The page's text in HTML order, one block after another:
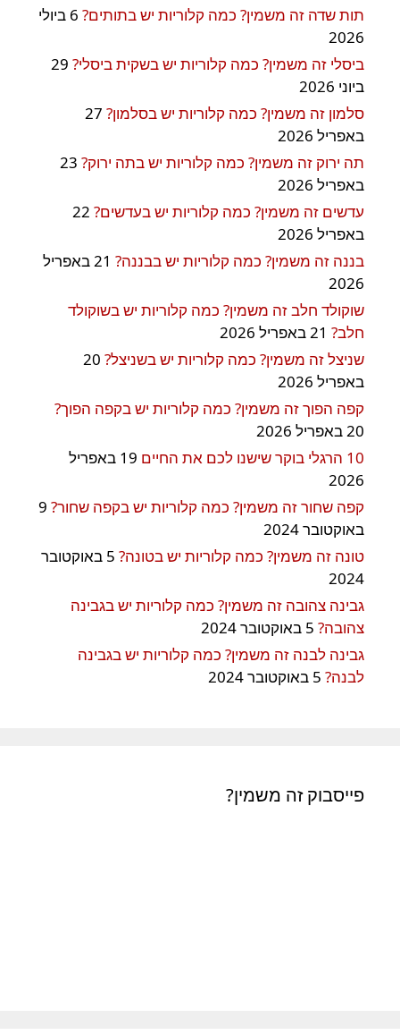
תות שדה זה משמין? כמה קלוריות יש בתותים?
6 ביולי
2026
ביסלי זה משמין? כמה קלוריות יש בשקית ביסלי? 29
ביוני 2026
סלמון זה משמין? כמה קלוריות יש בסלמון? 27
באפריל 2026
תה ירוק זה משמין? כמה קלוריות יש בתה ירוק? 23
באפריל 2026
עדשים זה משמין? כמה קלוריות יש בעדשים? 22
באפריל 2026
בננה זה משמין? כמה קלוריות יש בבננה?
21 באפריל
2026
שוקולד חלב זה משמין? כמה קלוריות יש בשוקולד
חלב? 21 באפריל 2026
שניצל זה משמין? כמה קלוריות יש בשניצל? 20
באפריל 2026
קפה הפוך זה משמין? כמה קלוריות יש בקפה הפוך?
20 באפריל 2026
10 הרגלי בוקר שישנו לכם את החיים
19 באפריל
2026
קפה שחור זה משמין? כמה קלוריות יש בקפה שחור? 9
באוקטובר 2024
טונה זה משמין? כמה קלוריות יש בטונה?
5 באוקטובר
2024
גבינה צהובה זה משמין? כמה קלוריות יש בגבינה
צהובה? 5 באוקטובר 2024
גבינה לבנה זה משמין? כמה קלוריות יש בגבינה
לבנה? 5 באוקטובר 2024
פייסבוק זה משמין?